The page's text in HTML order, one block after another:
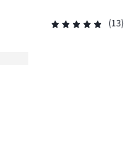
(13)